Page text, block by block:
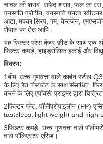
चावल की शराब, सफेद शराब, फल का
वनस्पति प्रोटीन, वनस्पति घनत्व
आटा, मक्का सिरप, गम, कैराजेन,
शैवाल का तेल आदि।
यह फ़िल्टर प्रेस केंद्र फ़ीड के साथ एक
फ़िल्टर कपड़े, हाइड्रोलिक इकाई और
विवरण:
1बीम, उच्च गुणवत्ता वाले कार्बन
के लिए रेत विस्फोट के साथ संसाधित, फिर
करने के लिए एपॉक्सी प्राइमर द्वारा
2फिल्टर प्लेट, पॉलीप्रोपाइलीन (PP)
tasteless, light weight and high
3फ़िल्टर कपड़े, उच्च गुणवत्ता वाले
वाले पॉलिएस्टर एसिड।